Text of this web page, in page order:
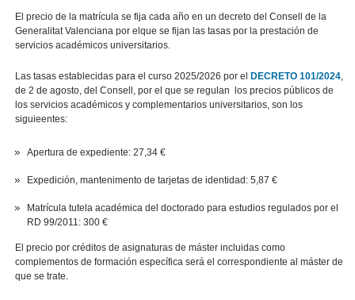
El precio de la matrícula se fija cada año en un decreto del Consell de la
Generalitat Valenciana por elque se fijan las tasas por la prestación de
servicios académicos universitarios.
Las tasas establecidas para el curso 2025/2026 por el DECRETO 101/2024,
de 2 de agosto, del Consell, por el que se regulan los precios públicos de
los servicios académicos y complementarios universitarios, son los
siguieentes:
Apertura de expediente: 27,34€
Expedición, mantenimento de tarjetas de identidad: 5,87€
Matrícula tutela académica del doctorado para estudios regulados por el
RD 99/2011: 300€
El precio por créditos de asignaturas de máster incluidas como
complementos de formación específica será el correspondiente al máster de
que se trate.